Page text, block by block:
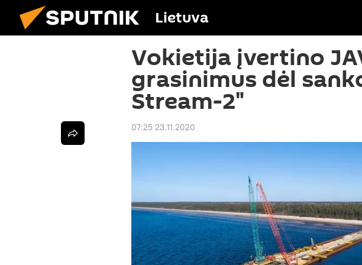
Lietuva
Vokietija įvertino
grasinimus dėl
Stream-2"
07:25 23.11.2020